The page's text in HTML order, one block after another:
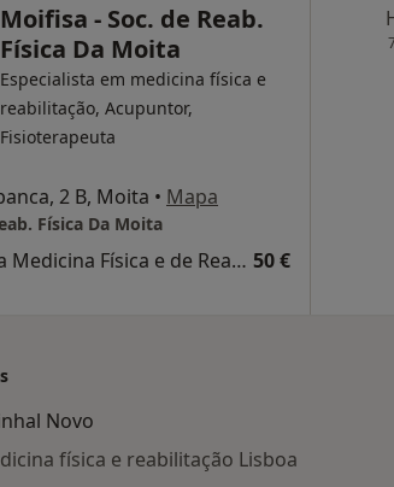
Moifisa - Soc. de Reab.
Física Da Moita
Especialista em medicina física e
reabilitação, Acupuntor,
Fisioterapeuta
2 B, Moita • Mapa
Física Da Moita
Primeira consulta Medicina Física e de Reabilitação 50 €
Novo
física e reabilitação Lisboa